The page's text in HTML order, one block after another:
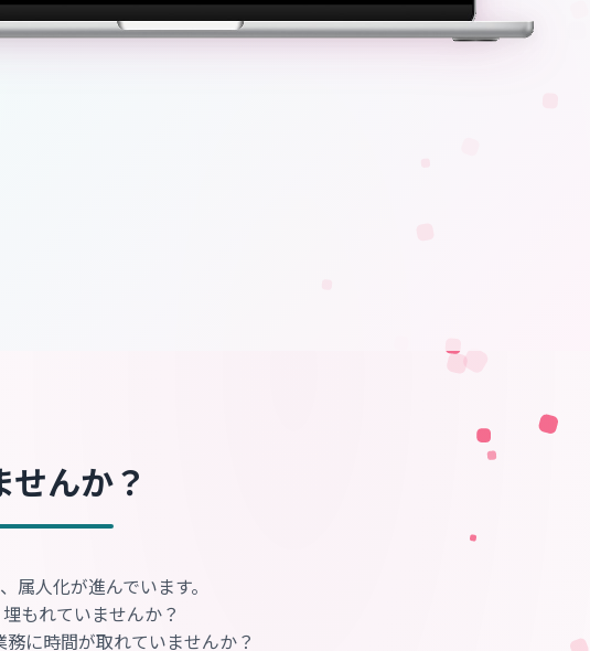
んか？
人化が進んでいます。
もれていませんか？
に時間が取れていませんか？